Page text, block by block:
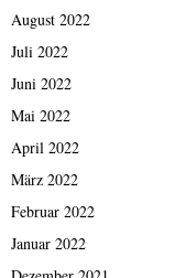
August 2022
Juli 2022
Juni 2022
Mai 2022
April 2022
März 2022
Februar 2022
Januar 2022